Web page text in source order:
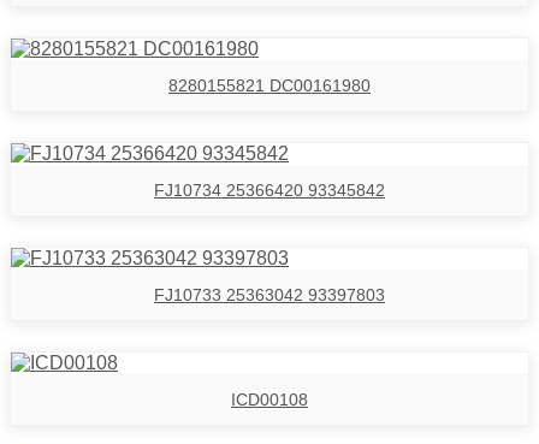
8280155821 DC00161980
FJ10734 25366420 93345842
FJ10733 25363042 93397803
ICD00108